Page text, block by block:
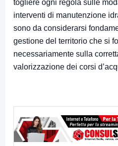
togliere ogni regola sulle
interventi di manutenzione
sono da considerarsi
gestione del territorio che si
necessariamente sulla
valorizzazione dei corsi